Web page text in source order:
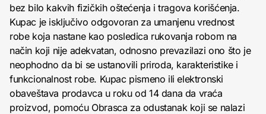
bez bilo kakvih fizičkih oštećenja i tragova korišćenja.
Kupac je isključivo odgovoran za umanjenu vrednost
robe koja nastane kao posledica rukovanja robom na
način koji nije adekvatan, odnosno prevazilazi ono što je
neophodno da bi se ustanovili priroda, karakteristike i
funkcionalnost robe. Kupac pismeno ili elektronski
obaveštava prodavca u roku od 14 dana da vraća
proizvod, pomoću Obrasca za odustanak koji se nalazi